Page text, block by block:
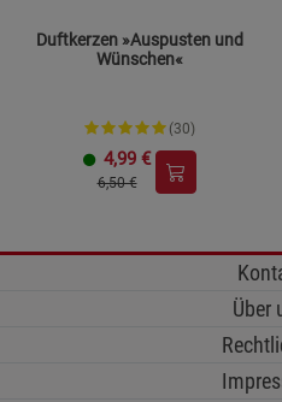
Duftkerzen »Auspusten und
Wünschen«
(30)
4,99 €
6,50 €
Über